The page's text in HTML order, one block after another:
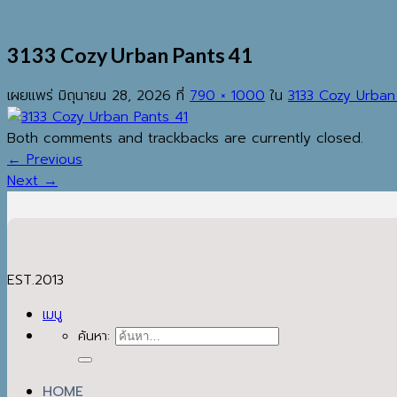
EST.2013
เมนู
ค้นหา:
HOME
3133 Cozy Urban Pants 41
เผยแพร่ มิถุนายน 28, 2026 ที่ 790 × 1000 ใน 3133 Cozy
Both comments and trackbacks are currently closed.
← Previous
Next →